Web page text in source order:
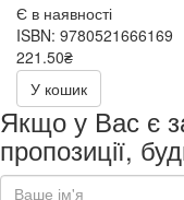
Є в наявності
ISBN: 9780521666169
221.50₴
443.00₴
У кошик
Якщо у Вас є
пропозиції,